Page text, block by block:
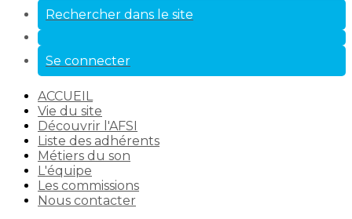
Rechercher dans le site
Se connecter
ACCUEIL
Vie du site
Découvrir l'AFSI
Liste des adhérents
Métiers du son
L'équipe
Les commissions
Nous contacter